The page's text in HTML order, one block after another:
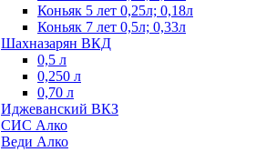
Коньяк 5 лет 0,25л; 0,18л
Коньяк 7 лет 0,5л; 0,33л
Шахназарян ВКД
0,5 л
0,250 л
0,70 л
Иджеванский ВКЗ
СИС Алко
Веди Алко